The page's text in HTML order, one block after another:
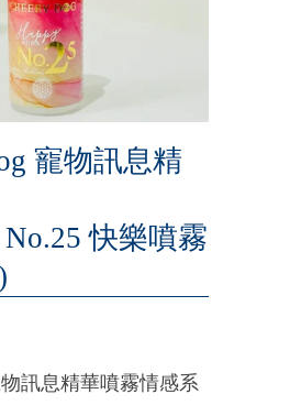
寵物訊息精
快樂噴霧
訊息精華噴霧情感系